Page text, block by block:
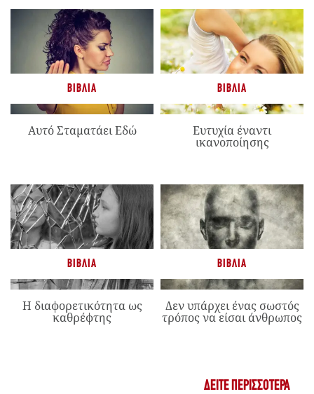
ΒΙΒΛΊΑ
Αυτό Σταματάει Εδώ
ΒΙΒΛΊΑ
Ευτυχία έναντι
ικανοποίησης
ΒΙΒΛΊΑ
Η διαφορετικότητα ως
καθρέφτης
ΒΙΒΛΊΑ
Δεν υπάρχει ένας σωστός
τρόπος να είσαι άνθρωπος
ΔΕΊΤΕ ΠΕΡΙΣΣΌΤΕΡΑ